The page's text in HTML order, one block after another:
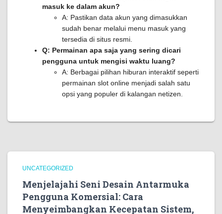
masuk ke dalam akun?
A: Pastikan data akun yang dimasukkan
sudah benar melalui menu masuk yang
tersedia di situs resmi.
Q: Permainan apa saja yang sering dicari
pengguna untuk mengisi waktu luang?
A: Berbagai pilihan hiburan interaktif seperti
permainan slot online menjadi salah satu
opsi yang populer di kalangan netizen.
UNCATEGORIZED
Menjelajahi Seni Desain Antarmuka
Pengguna Komersial: Cara
Menyeimbangkan Kecepatan Sistem,